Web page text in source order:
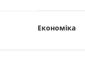
Економіка